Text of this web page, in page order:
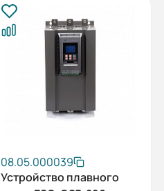
08.05.000039
Устройство плавного